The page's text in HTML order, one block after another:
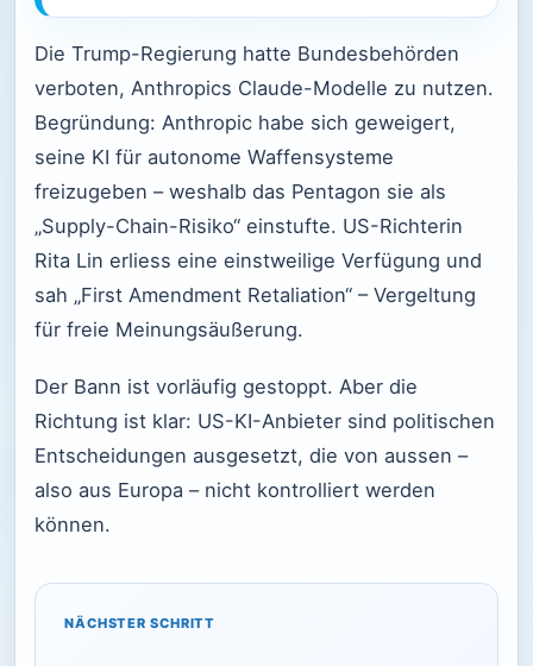
Die Trump-Regierung hatte Bundesbehörden
verboten, Anthropics Claude-Modelle zu nutzen.
Begründung: Anthropic habe sich geweigert,
seine KI für autonome Waffensysteme
freizugeben – weshalb das Pentagon sie als
„Supply-Chain-Risiko“ einstufte. US-Richterin
Rita Lin erliess eine einstweilige Verfügung und
sah „First Amendment Retaliation“ – Vergeltung
für freie Meinungsäußerung.
Der Bann ist vorläufig gestoppt. Aber die
Richtung ist klar: US-KI-Anbieter sind politischen
Entscheidungen ausgesetzt, die von aussen –
also aus Europa – nicht kontrolliert werden
können.
NÄCHSTER SCHRITT